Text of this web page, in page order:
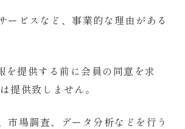
ービスなど、事業的な理由がある
を提供する前に会員の同意を求
提供致しません。
市場調査、データ分析などを行う